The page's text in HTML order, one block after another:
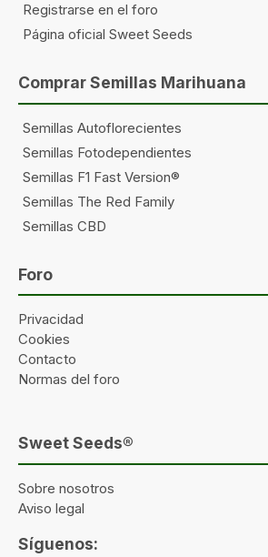
Registrarse en el foro
Página oficial Sweet Seeds
Comprar Semillas Marihuana
Semillas Autoflorecientes
Semillas Fotodependientes
Semillas F1 Fast Version®
Semillas The Red Family
Semillas CBD
Foro
Privacidad
Cookies
Contacto
Normas del foro
Sweet Seeds®
Sobre nosotros
Aviso legal
Síguenos: